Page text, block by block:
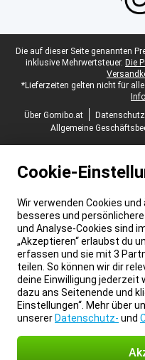
Juristische Fußzeile
Die auf dieser Seite genannten
inklusive Mehrwertsteuer. Die
*Lieferzeiten gelten nicht für
Über Gomibo.at
Datenschutz
Allgemeine
Cookie-
Wir verwenden Cookies
besseres und
und Analyse-Cookies sind
„Akzeptieren“ erlaubst du
erfassen und sie mit 3
teilen. So können wir dir
deine Einwilligung jederzeit
dazu ans Seitenende und
Einstellungen“. Mehr über
unserer Datenschutz- und